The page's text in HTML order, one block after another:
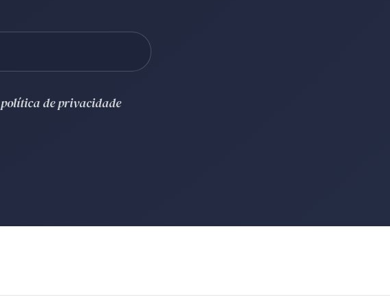
política de privacidade